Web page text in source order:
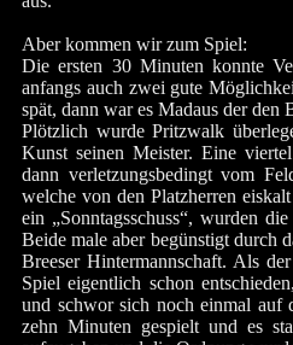
Aber kommen wir zum Spiel:
Die ersten 30 Minuten konnte
anfangs auch zwei gute
spät, dann war es Madaus der
Plötzlich wurde Pritzwalk
Kunst seinen Meister. Eine
dann verletzungsbedingt vom
welche von den Platzherren
ein „Sonntagsschuss“, wurden
Beide male aber begünstigt durch
Breeser Hintermannschaft. Als
Spiel eigentlich schon
und schwor sich noch einmal auf
zehn Minuten gespielt und es